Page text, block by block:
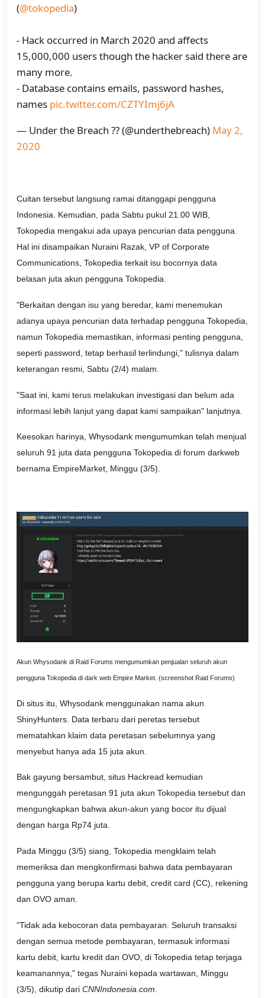
(@tokopedia)
- Hack occurred in March 2020 and affects
15,000,000 users though the hacker said there are
many more.
- Database contains emails, password hashes,
names pic.twitter.com/CZTYImj6jA
— Under the Breach ?? (@underthebreach) May 2,
2020
Cuitan tersebut langsung ramai ditanggapi pengguna
Indonesia. Kemudian, pada Sabtu pukul 21.00 WIB,
Tokopedia mengakui ada upaya pencurian data pengguna.
Hal ini disampaikan Nuraini Razak, VP of Corporate
Communications, Tokopedia terkait isu bocornya data
belasan juta akun pengguna Tokopedia.
"Berkaitan dengan isu yang beredar, kami menemukan
adanya upaya pencurian data terhadap pengguna Tokopedia,
namun Tokopedia memastikan, informasi penting pengguna,
seperti password, tetap berhasil terlindungi," tulisnya dalam
keterangan resmi, Sabtu (2/4) malam.
"Saat ini, kami terus melakukan investigasi dan belum ada
informasi lebih lanjut yang dapat kami sampaikan" lanjutnya.
Keesokan harinya, Whysodank mengumumkan telah menjual
seluruh 91 juta data pengguna Tokopedia di forum darkweb
bernama EmpireMarket, Minggu (3/5).
Akun Whysodank di Raid Forums mengumumkan penjualan seluruh akun
pengguna Tokopedia di dark web Empire Market. (screenshot Raid Forums)
Di situs itu, Whysodank menggunakan nama akun
ShinyHunters. Data terbaru dari peretas tersebut
mematahkan klaim data peretasan sebelumnya yang
menyebut hanya ada 15 juta akun.
Bak gayung bersambut, situs Hackread kemudian
mengunggah peretasan 91 juta akun Tokopedia tersebut dan
mengungkapkan bahwa akun-akun yang bocor itu dijual
dengan harga Rp74 juta.
Pada Minggu (3/5) siang, Tokopedia mengklaim telah
memeriksa dan mengkonfirmasi bahwa data pembayaran
pengguna yang berupa kartu debit, credit card (CC), rekening
dan OVO aman.
"Tidak ada kebocoran data pembayaran. Seluruh transaksi
dengan semua metode pembayaran, termasuk informasi
kartu debit, kartu kredit dan OVO, di Tokopedia tetap terjaga
keamanannya," tegas Nuraini kepada wartawan, Minggu
(3/5), dikutip dari CNNIndonesia.com